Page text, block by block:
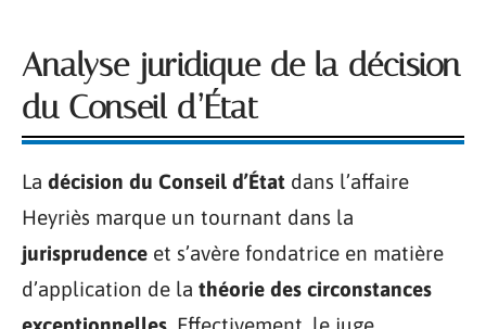
Analyse juridique de la décision
du Conseil d’État
La décision du Conseil d’État dans l’affaire
Heyriès marque un tournant dans la
jurisprudence et s’avère fondatrice en matière
d’application de la théorie des circonstances